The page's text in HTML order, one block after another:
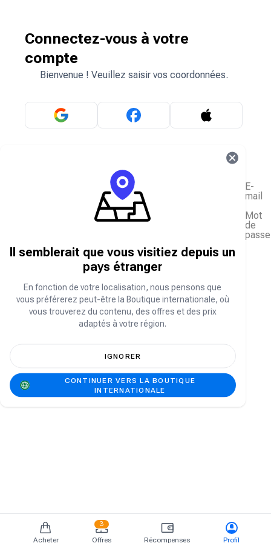
Acheter
3
Offres
Récompenses Profil
Connectez-vous à votre
compte
Bienvenue ! Veuillez saisir vos coordonnées.
E-
mail
Mot
de
passe
Se connecter
Il semblerait que vous visitiez depuis un
pays étranger
En fonction de votre localisation, nous pensons que
vous préférerez peut-être la Boutique internationale, où
vous trouverez du contenu, des offres et des prix
adaptés à votre région.
IGNORER
CONTINUER VERS LA BOUTIQUE
INTERNATIONALE